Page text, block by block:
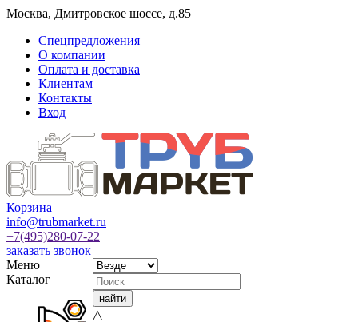
Москва, Дмитровское шоссе, д.85
Спецпредложения
О компании
Оплата и доставка
Клиентам
Контакты
Вход
Корзина
info@trubmarket.ru
+7(495)280-07-22
заказать звонок
Меню
Каталог
△